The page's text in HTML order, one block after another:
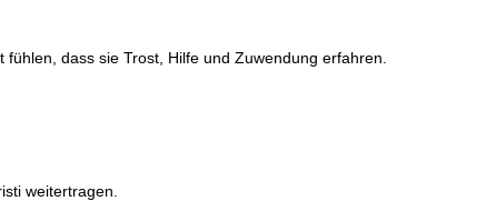
dass sie Trost, Hilfe und Zuwendung erfahren.
weitertragen.